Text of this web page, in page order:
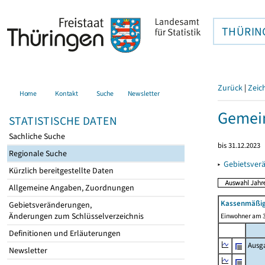
Home Kontakt Suche Newsletter
STATISTISCHE DATEN
Sachliche Suche
Regionale Suche
Kürzlich bereitgestellte Daten
Allgemeine Angaben, Zuordnungen
Gebietsveränderungen,
Änderungen zum Schlüsselverzeichnis
Definitionen und Erläuterungen
Newsletter
Zurück |
bis 31.12.2023
▸
Einwohner am